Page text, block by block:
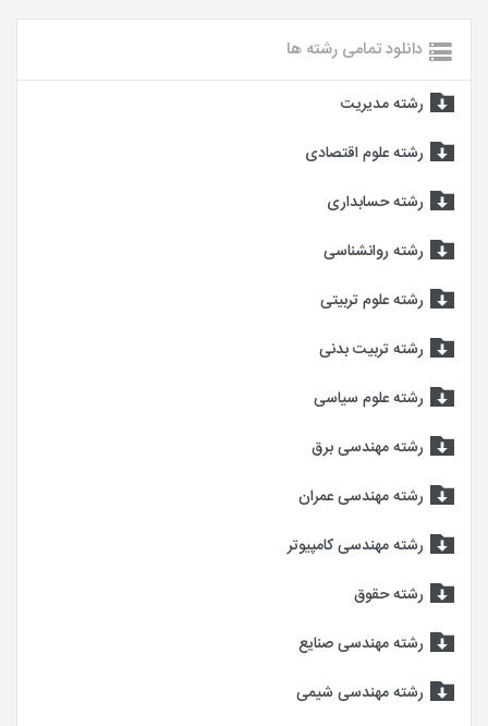
دانلود تمامی رشته ها
رشته مدیریت
رشته علوم اقتصادی
رشته حسابداری
رشته روانشناسی
رشته علوم تربیتی
رشته تربیت بدنی
رشته علوم سیاسی
رشته مهندسی برق
رشته مهندسی عمران
رشته مهندسی کامپیوتر
رشته حقوق
رشته مهندسی صنایع
رشته مهندسی شیمی